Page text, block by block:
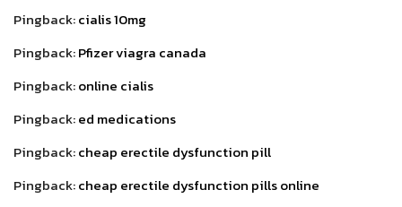
Pingback:cialis 10mg
Pingback:Pfizer viagra canada
Pingback:online cialis
Pingback:ed medications
Pingback:cheap erectile dysfunction pill
Pingback:cheap erectile dysfunction pills online